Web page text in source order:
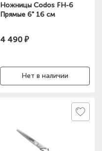
Ножницы Codos FH-6
Прямые 6" 16 см
4 490 ₽
Нет в наличии